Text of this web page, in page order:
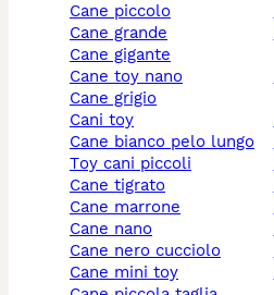
cane piccolo
cane grande
cane gigante
cane toy nano
cane grigio
cani toy
cane bianco pelo lungo
toy cani piccoli
cane tigrato
cane marrone
cane nano
cane nero cucciolo
cane mini toy